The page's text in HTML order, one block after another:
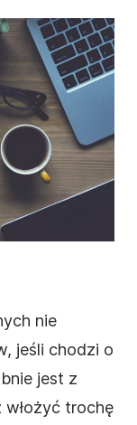
nie
jeśli chodzi o
jest z
włożyć trochę